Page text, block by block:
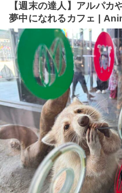
【週末の達人】アルパカ
夢中になれるカフェ |